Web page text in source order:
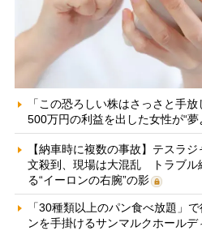
「この恐ろしい株はさっさと手
500万円の利益を出した女性が“夢
【納車時に複数の事故】テスラ
文殺到、現場は大混乱 トラブル
る“イーロンの右腕”の影
「30種類以上のパン食べ放題」
ンを手掛けるサンマルクホール